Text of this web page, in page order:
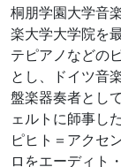
桐朋学園大学音
楽大学大学院を
テピアノなどの
とし、ドイツ音
盤楽器奏者とし
ェルトに師事し
ピヒト＝アクセ
ロをエーディト